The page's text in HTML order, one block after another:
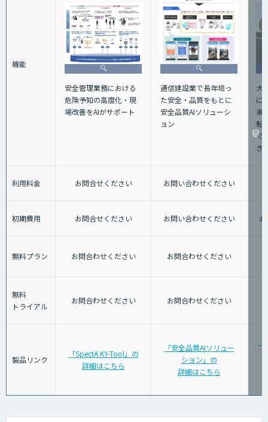
機能
安全管理業務における
危険予知の高度化・現
場改善をAIがサポート
通信建設業で長年培っ
た安全・品質をもとに
安全品質AIソリューシ
ョン
大
に
車
転
で
き
利用料金 お問合せください お問い合わせください
初期費用 お問合せください お問い合わせください
無料プラン お問合わせください お問合わせください
無料
トライアル
お問合わせください お問合わせください
製品リンク
「SpectA KY-Tool」の
詳細はこちら
「安全品質AIソリュー
ション」の
詳細はこちら